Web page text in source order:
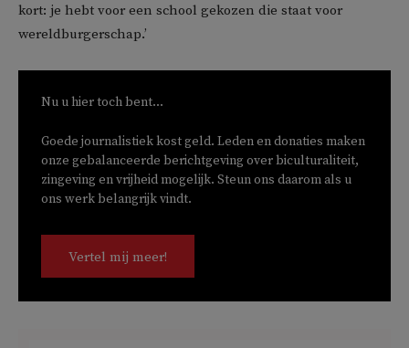
kort: je hebt voor een school gekozen die staat voor
wereldburgerschap.’
Nu u hier toch bent...
Goede journalistiek kost geld. Leden en donaties maken
onze gebalanceerde berichtgeving over biculturaliteit,
zingeving en vrijheid mogelijk. Steun ons daarom als u
ons werk belangrijk vindt.
Vertel mij meer!